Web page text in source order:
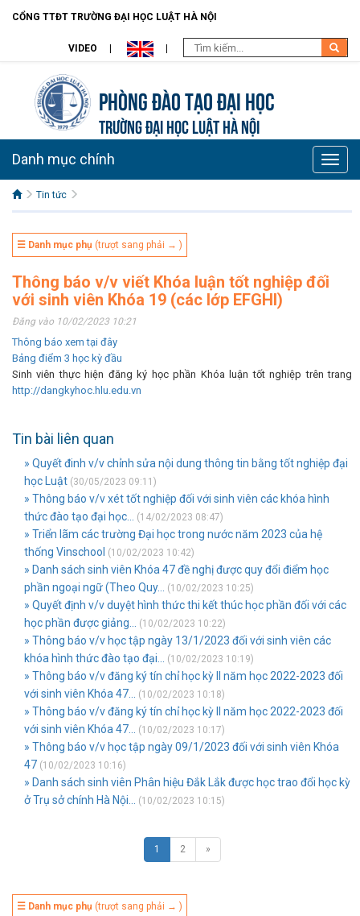
CỔNG TTĐT TRƯỜNG ĐẠI HỌC LUẬT HÀ NỘI
VIDEO
Phòng Đào Tạo đại học
TRƯỜNG ĐẠI HỌC LUẬT HÀ NỘI
Toggle
Danh mục chính
Tin tức
☰ Danh mục phụ (trượt sang phải → )
Thông báo v/v viết Khóa luận tốt nghiệp đối
với sinh viên Khóa 19 (các lớp EFGHI)
Đăng vào 10/02/2023 10:21
Thông báo xem tại đây
Bảng điểm 3 học kỳ đầu
Sinh viên thực hiện đăng ký học phần Khóa luận tốt nghiệp trên trang
http://dangkyhoc.hlu.edu.vn
Tin bài liên quan
» Quyết đinh v/v chỉnh sửa nội dung thông tin bằng tốt nghiệp đại
học Luật (30/05/2023 09:11)
» Thông báo v/v xét tốt nghiệp đối với sinh viên các khóa hình
thức đào tạo đại học...
(14/02/2023 08:47)
» Triển lãm các trường Đại học trong nước năm 2023 của hệ
thống Vinschool (10/02/2023 10:42)
» Danh sách sinh viên Khóa 47 đề nghị được quy đổi điểm học
phần ngoại ngữ (Theo Quy...
(10/02/2023 10:25)
» Quyết định v/v duyệt hình thức thi kết thúc học phần đối với các
học phần được giảng...
(10/02/2023 10:22)
» Thông báo v/v học tập ngày 13/1/2023 đối với sinh viên các
khóa hình thức đào tạo đại...
(10/02/2023 10:19)
» Thông báo v/v đăng ký tín chỉ học kỳ II năm học 2022-2023 đối
với sinh viên Khóa 47...
(10/02/2023 10:18)
» Thông báo v/v đăng ký tín chỉ học kỳ II năm học 2022-2023 đối
với sinh viên Khóa 47...
(10/02/2023 10:17)
» Thông báo v/v học tập ngày 09/1/2023 đối với sinh viên Khóa
47 (10/02/2023 10:16)
» Danh sách sinh viên Phân hiệu Đắk Lắk được học trao đổi học kỳ
ở Trụ sở chính Hà Nội...
(10/02/2023 10:15)
1 2 »
☰ Danh mục phụ (trượt sang phải → )